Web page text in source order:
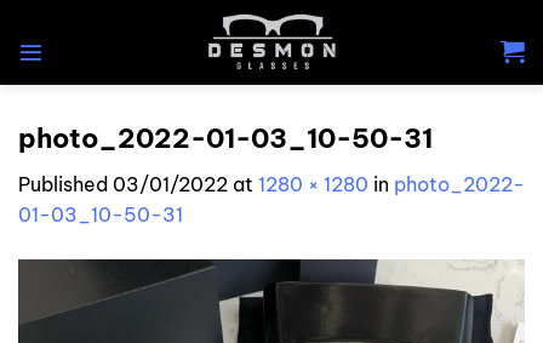
photo_2022-01-03_10-50-31
Published 03/01/2022 at 1280 × 1280 in photo_2022-
01-03_10-50-31